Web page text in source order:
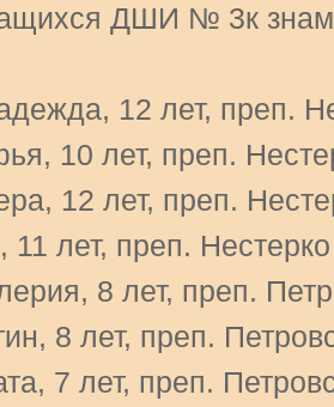
ДШИ № 3к
12 лет, преп.
10 лет, преп.
12 лет, преп.
11 лет, преп.
8 лет, преп.
8 лет, преп.
7 лет, преп.